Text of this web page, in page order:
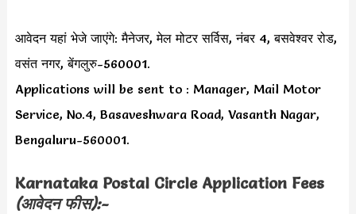
आवेदन यहां भेजे जाएंगे: मैनेजर, मेल मोटर सर्विस, नंबर 4, बसवेश्वर रोड,
वसंत नगर, बेंगलुरु-560001.
Applications will be sent to : Manager, Mail Motor
Service, No.4, Basaveshwara Road, Vasanth Nagar,
Bengaluru-560001.
Karnataka Postal Circle Application Fees
(आवेदन फीस):-